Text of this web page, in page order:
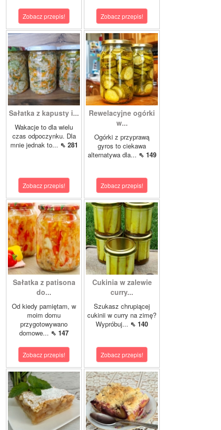
Zobacz przepis! Zobacz przepis!
Sałatka z kapusty i...
Wakacje to dla wielu
czas odpoczynku. Dla
mnie jednak to... ⇖ 281
Zobacz przepis!
Rewelacyjne ogórki
w...
Ogórki z przyprawą
gyros to ciekawa
alternatywa dla... ⇖ 149
Zobacz przepis!
Sałatka z patisona
do...
Od kiedy pamiętam, w
moim domu
przygotowywano
domowe... ⇖ 147
Zobacz przepis!
Cukinia w zalewie
curry...
Szukasz chrupiącej
cukinii w curry na zimę?
Wypróbuj... ⇖ 140
Zobacz przepis!